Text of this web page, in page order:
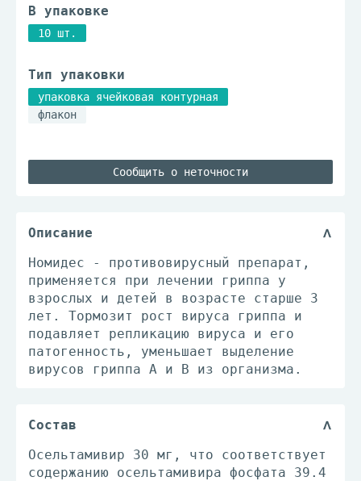
В упаковке
10 шт.
Тип упаковки
упаковка ячейковая контурная
флакон
Сообщить о неточности
Описание
Номидес - противовирусный препарат,
применяется при лечении гриппа у
взрослых и детей в возрасте старше 3
лет. Тормозит рост вируса гриппа и
подавляет репликацию вируса и его
патогенность, уменьшает выделение
вирусов гриппа А и В из организма.
Состав
Осельтамивир 30 мг, что соответствует
содержанию осельтамивира фосфата 39.4